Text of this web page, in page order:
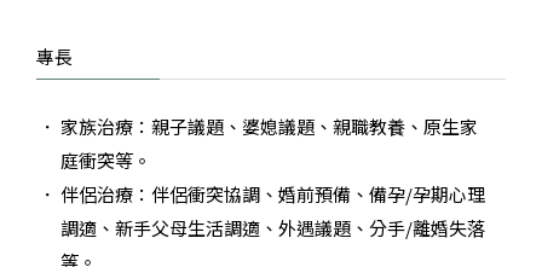
專長
家族治療：親子議題、婆媳議題、親職教養、原生家
庭衝突等。
伴侶治療：伴侶衝突協調、婚前預備、備孕/孕期心理
調適、新手父母生活調適、外遇議題、分手/離婚失落
等。